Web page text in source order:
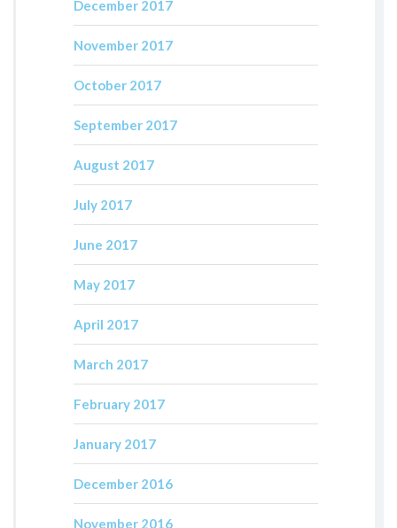
December 2017
November 2017
October 2017
September 2017
August 2017
July 2017
June 2017
May 2017
April 2017
March 2017
February 2017
January 2017
December 2016
November 2016